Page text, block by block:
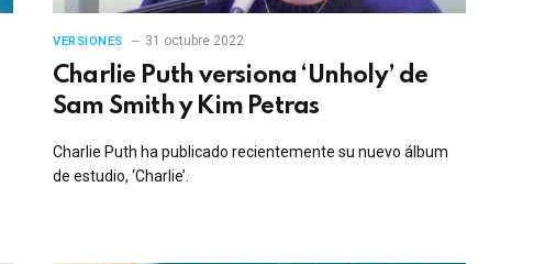
VERSIONES 31 octubre 2022
Charlie Puth versiona ‘Unholy’ de
Sam Smith y Kim Petras
Charlie Puth ha publicado recientemente su nuevo álbum
de estudio, ‘Charlie’.